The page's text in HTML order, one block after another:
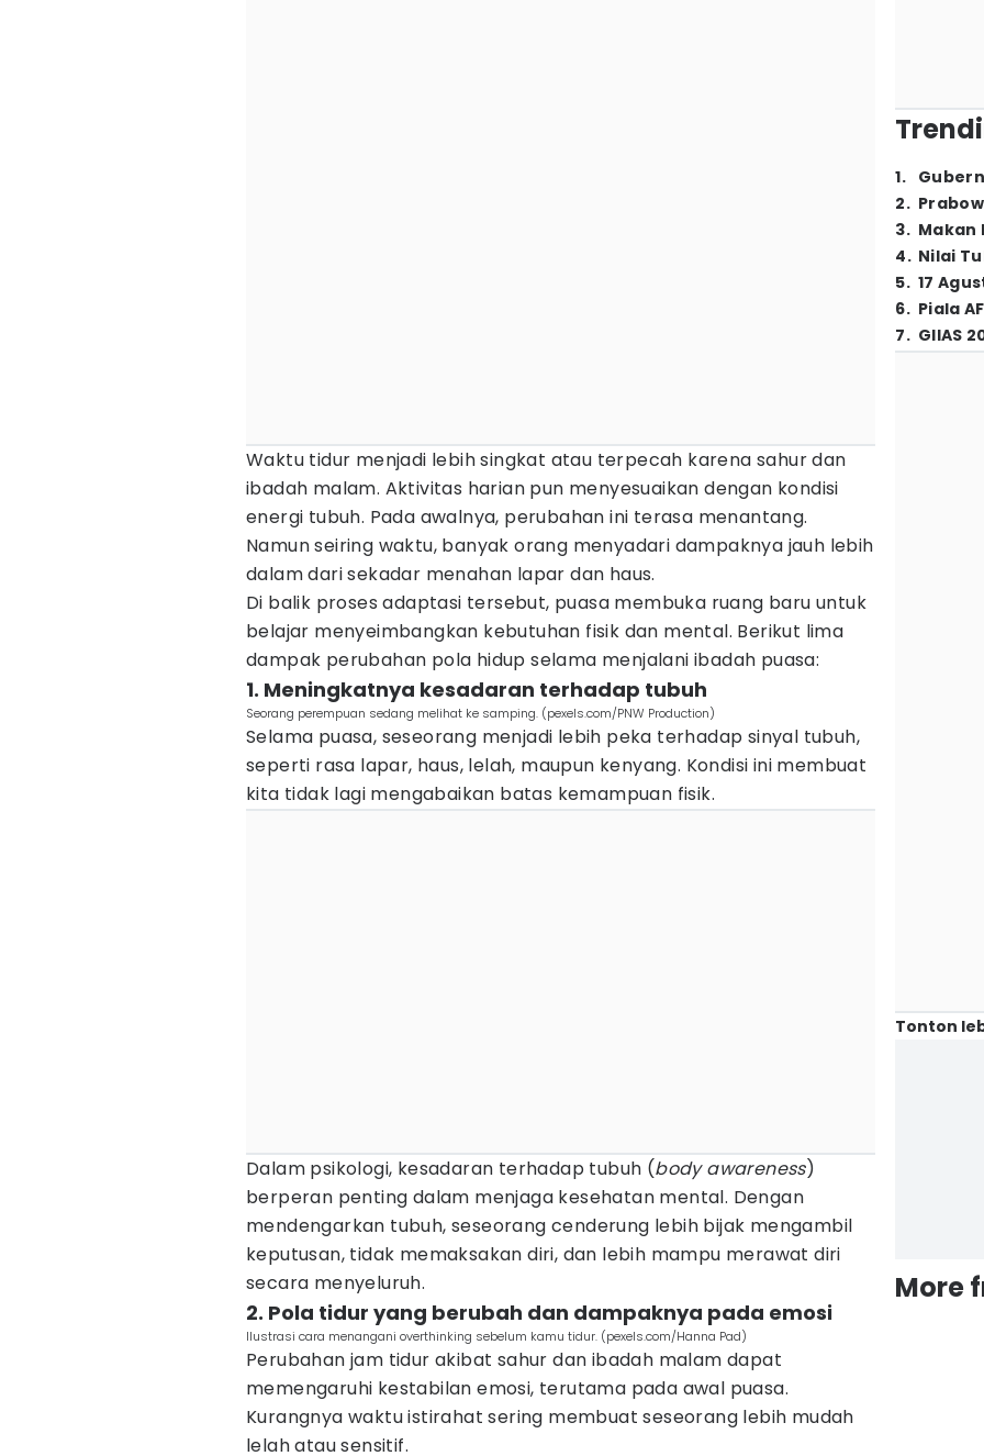
Waktu tidur menjadi lebih singkat atau terpecah karena sahur dan
ibadah malam. Aktivitas harian pun menyesuaikan dengan kondisi
energi tubuh. Pada awalnya, perubahan ini terasa menantang.
Namun seiring waktu, banyak orang menyadari dampaknya jauh lebih
dalam dari sekadar menahan lapar dan haus.
Di balik proses adaptasi tersebut, puasa membuka ruang baru untuk
belajar menyeimbangkan kebutuhan fisik dan mental. Berikut lima
dampak perubahan pola hidup selama menjalani ibadah puasa:
1. Meningkatnya kesadaran terhadap tubuh
Seorang perempuan sedang melihat ke samping. (pexels.com/PNW Production)
Selama puasa, seseorang menjadi lebih peka terhadap sinyal tubuh,
seperti rasa lapar, haus, lelah, maupun kenyang. Kondisi ini membuat
kita tidak lagi mengabaikan batas kemampuan fisik.
Dalam psikologi, kesadaran terhadap tubuh (body awareness)
berperan penting dalam menjaga kesehatan mental. Dengan
mendengarkan tubuh, seseorang cenderung lebih bijak mengambil
keputusan, tidak memaksakan diri, dan lebih mampu merawat diri
secara menyeluruh.
2. Pola tidur yang berubah dan dampaknya pada emosi
Ilustrasi cara menangani overthinking sebelum kamu tidur. (pexels.com/Hanna Pad)
Perubahan jam tidur akibat sahur dan ibadah malam dapat
memengaruhi kestabilan emosi, terutama pada awal puasa.
Kurangnya waktu istirahat sering membuat seseorang lebih mudah
lelah atau sensitif.
1.
2.
3. Makan
4. Nilai
5. 17
6. Piala
7. GIIAS
Tonton
More